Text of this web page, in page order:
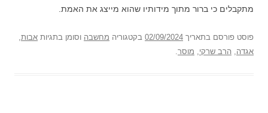
מתקבלים כי ברור מתוך מידותיו שהוא מייצג את האמת.
פוסט פורסם בתאריך 02/09/2024 בקטגוריה מחשבה וסומן בתגיות אבות
אגדה הרב שרקי מוסר